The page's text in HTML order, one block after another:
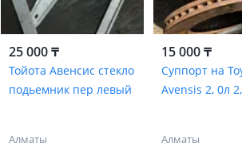
25 000 ₸
Тойота Авенсис стекло
подьемник пер левый
Алматы
15 000 ₸
Суппорт на
Avensis 2, 0л
Алматы